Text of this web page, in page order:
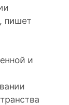
пишет
и